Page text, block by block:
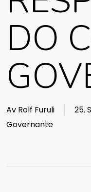
DO
Av Rolf Furuli 25.
Governante